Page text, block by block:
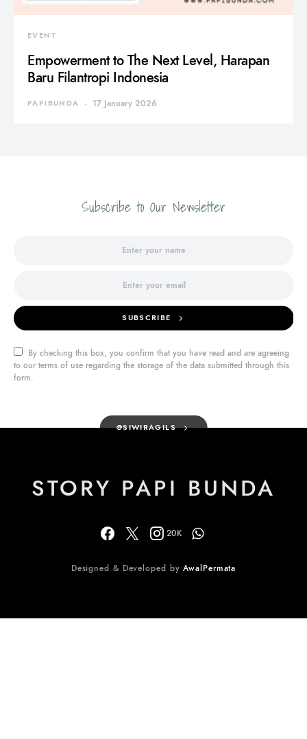
EVENT
Empowerment to The Next Level, Harapan
Baru Filantropi Indonesia
PAPIBUNDA 17 January 2026
Subscribe to Our Newsletter
SUBSCRIBE
By checking this box, you confirm that you have read and are agreeing
to our terms of use regarding the storage of the data submitted through this
form.
@SIWIRAGILS
STORY PAPI BUNDA
20K
Designed & Developed byAwalPermata